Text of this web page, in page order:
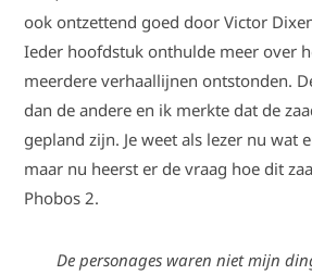
ook ontzettend goed door Victor
Ieder hoofdstuk onthulde meer over
meerdere verhaallijnen ontstonden.
dan de andere en ik merkte dat de
gepland zijn. Je weet als lezer nu wat
maar nu heerst er de vraag hoe dit
Phobos 2.
De personages waren niet mijn